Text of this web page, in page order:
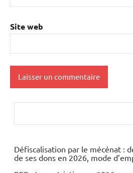
Site web
Défiscalisation par le mécénat :
de ses dons en 2026, mode